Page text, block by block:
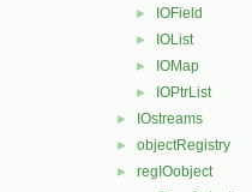
► IOField
► IOList
► IOMap
► IOPtrList
► IOstreams
► objectRegistry
► regIOobject